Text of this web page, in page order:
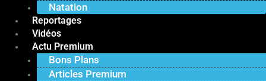
Natation
Reportages
Vidéos
Actu Premium
Bons Plans
Articles Premium